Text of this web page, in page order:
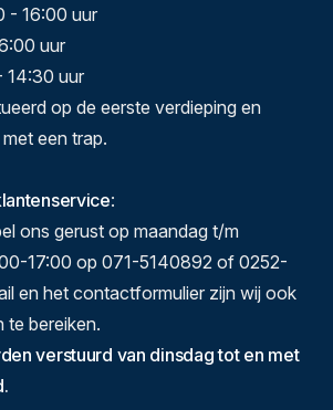
- 16:00 uur
uur
14:30 uur
op de eerste verdieping en
een trap.
:
ons gerust op maandag t/m
17:00 op 071-5140892 of 0252-
en het contactformulier zijn wij ook
te bereiken.
verstuurd van dinsdag tot en met